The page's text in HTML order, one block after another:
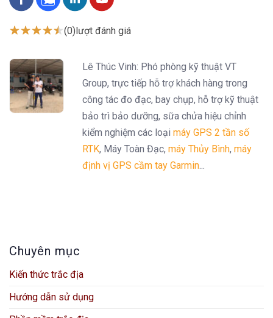
Chuyên mục
Kiến thức trắc địa
Hướng dẫn sử dụng
(0) lượt đánh giá
Lê Thúc Vinh: Phó phòng kỹ thuật VT
Group, trực tiếp hỗ trợ khách hàng trong
công tác đo đạc, bay chụp, hỗ trợ kỹ thuật
bảo trì bảo dưỡng, sữa chửa hiệu chỉnh
kiểm nghiệm các loại máy GPS 2 tần số
RTK, Máy Toàn Đạc, máy Thủy Bình, máy
định vị GPS cầm tay Garmin...